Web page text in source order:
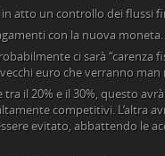
atto un controllo dei flussi
con la nuova moneta.
ci sarà “carenza
euro che verranno
il 20% e il 30%, questo
competitivi. L’altra
evitato, abbattendo le